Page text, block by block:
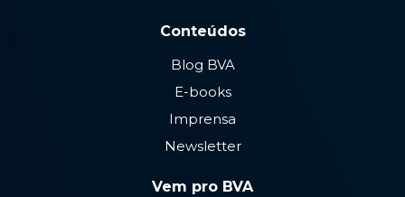
Conteúdos
Blog BVA
E-books
Imprensa
Newsletter
Vem pro BVA